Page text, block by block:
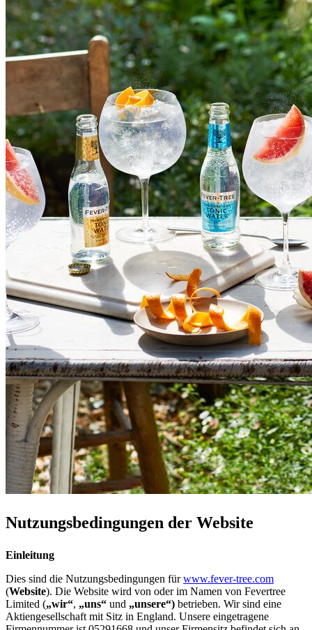
Nutzungsbedingungen der Website
Einleitung
Dies sind die Nutzungsbedingungen fürwww.fever-tree.com
(Website). Die Website wird von oder im Namen von Fevertree
Limited („wir“, „uns“ und „unsere“) betrieben. Wir sind eine
Aktiengesellschaft mit Sitz in England. Unsere eingetragene